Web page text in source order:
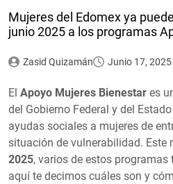
Mujeres del Edomex ya
junio 2025 a los programas
Zasid Quizamán Junio 17, 2025
El Apoyo Mujeres Bienestar es
del Gobierno Federal y del
ayudas sociales a mujeres de
situación de vulnerabilidad. Este
2025, varios de estos programas
aquí te decimos cuáles son y